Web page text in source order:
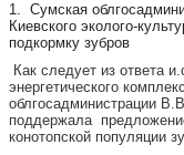
1. Сумская
Киевского эколого-
подкормку зубров
Как следует из ответа
энергетического
облгосадминистрации
поддержала
конотопской популяции